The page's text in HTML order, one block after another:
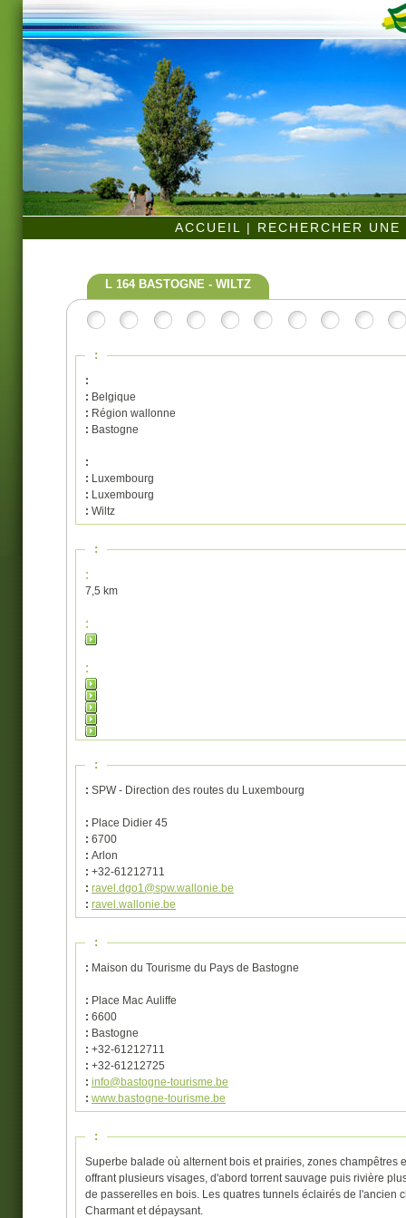
ACCUEIL | RECHERCHER
L 164 BASTOGNE - WILTZ
:
:
: Belgique
: Région wallonne
: Bastogne
:
: Luxembourg
: Luxembourg
: Wiltz
:
:
7,5 km
:
:
:
: SPW - Direction des routes du Luxembourg
: Place Didier 45
: 6700
: Arlon
: +32-61212711
: ravel.dgo1@spw.wallonie.be
: ravel.wallonie.be
:
: Maison du Tourisme du Pays de Bastogne
: Place Mac Auliffe
: 6600
: Bastogne
: +32-61212711
: +32-61212725
: info@bastogne-tourisme.be
: www.bastogne-tourisme.be
:
Superbe balade où alternent bois et prairies, zones champêtres
offrant plusieurs visages, d'abord torrent sauvage puis rivière
de passerelles en bois. Les quatres tunnels éclairés de l'ancien
Charmant et dépaysant.